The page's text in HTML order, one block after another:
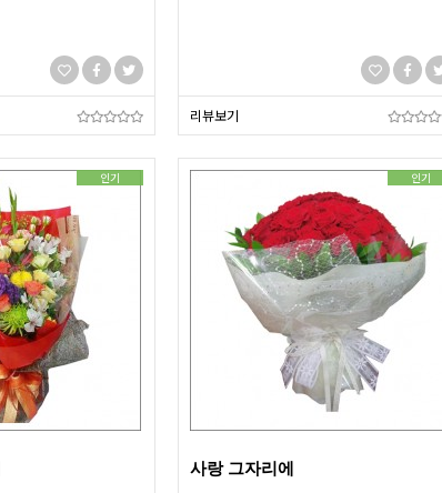
리뷰보기
인기 인기
사랑 그자리에